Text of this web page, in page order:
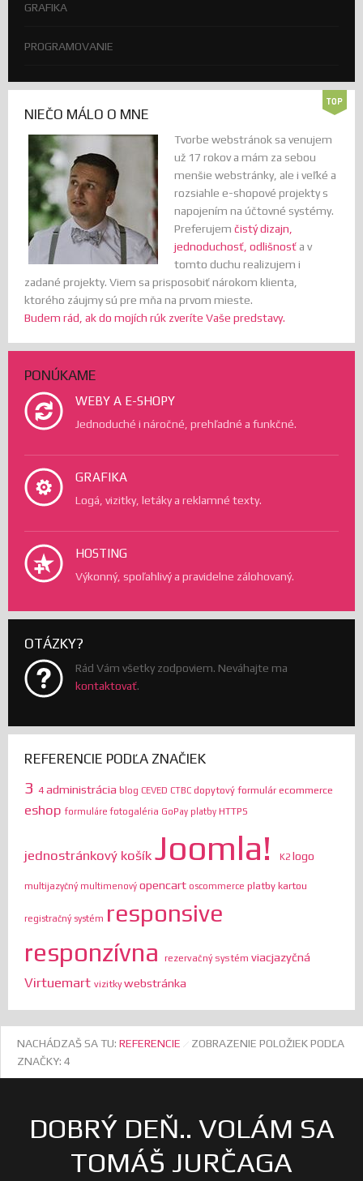
GRAFIKA
PROGRAMOVANIE
NIEČO MÁLO O MNE
Tvorbe webstránok sa venujem
už 17 rokov a mám za sebou
menšie webstránky, ale i veľké a
rozsiahle e-shopové projekty s
napojením na účtovné systémy.
Preferujem čistý dizajn,
jednoduchosť, odlišnosť a v
tomto duchu realizujem i
zadané projekty. Viem sa prisposobiť nárokom klienta,
ktorého záujmy sú pre mňa na prvom mieste.
Budem rád, ak do mojích rúk zveríte Vaše predstavy.
PONÚKAME
WEBY A E-SHOPY
Jednoduché i náročné, prehľadné a funkčné.
GRAFIKA
Logá, vizitky, letáky a reklamné texty.
HOSTING
Výkonný, spoľahlivý a pravidelne zálohovaný.
OTÁZKY?
Rád Vám všetky zodpoviem. Neváhajte ma
kontaktovať.
REFERENCIE PODĽA ZNAČIEK
3 4 administrácia blog CEVED CTBC dopytový formulár ecommerce
eshopformulárefotogaléria GoPay platby HTTPS
jednostránkový košík Joomla! K2 logo
multijazyčný multimenový opencart oscommerce platby kartou
registračný systém responsive
responzívna rezervačný systém viacjazyčná
Virtuemart vizitkywebstránka
NACHÁDZAŠ SA TU: REFERENCIE
ZOBRAZENIE POLOŽIEK PODĽA
ZNAČKY: 4
DOBRÝ DEŇ.. VOLÁM SA
TOMÁŠ JURČAGA